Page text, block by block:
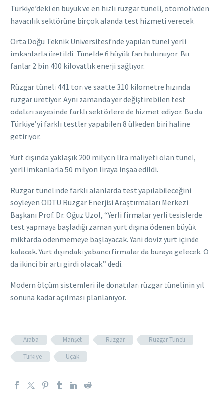
Türkiye’deki en büyük ve en hızlı rüzgar tüneli, otomotivden
havacılık sektörüne birçok alanda test hizmeti verecek.
Orta Doğu Teknik Üniversitesi’nde yapılan tünel yerli
imkanlarla üretildi. Tünelde 6 büyük fan bulunuyor. Bu
fanlar 2 bin 400 kilovatlık enerji sağlıyor.
Rüzgar tüneli 441 ton ve saatte 310 kilometre hızında
rüzgar üretiyor. Aynı zamanda yer değiştirebilen test
odaları sayesinde farklı sektörlere de hizmet ediyor. Bu da
Türkiye’yi farklı testler yapabilen 8 ülkeden biri haline
getiriyor.
Yurt dışında yaklaşık 200 milyon lira maliyeti olan tünel,
yerli imkanlarla 50 milyon liraya inşaa edildi.
Rüzgar tünelinde farklı alanlarda test yapılabileceğini
söyleyen ODTÜ Rüzgar Enerjisi Araştırmaları Merkezi
Başkanı Prof. Dr. Oğuz Uzol, “Yerli firmalar yerli tesislerde
test yapmaya başladığı zaman yurt dışına ödenen büyük
miktarda ödenmemeye başlayacak. Yani döviz yurt içinde
kalacak. Yurt dışındaki yabancı firmalar da buraya gelecek. O
da ikinci bir artı girdi olacak.” dedi.
Modern ölçüm sistemleri ile donatılan rüzgar tünelinin yıl
sonuna kadar açılması planlanıyor.
Araba Manşet Rüzgar
Rüzgar Tüneli
Türkiye
Uçak